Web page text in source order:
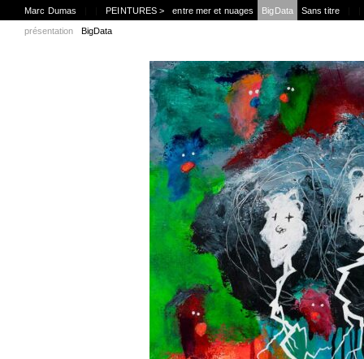
Marc Dumas PEINTURES > entre mer et nuages BigData
présentation BigData
Sans titre